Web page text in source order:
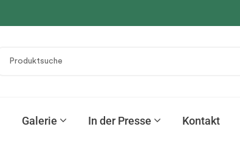
Galerie In der Presse Kontakt